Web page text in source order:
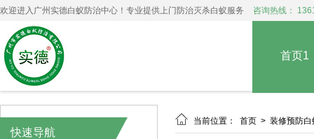
欢迎进入广州实德白蚁防治中心！专业提供上门防治灭杀白蚁服务 咨询热线：
首页1
快速导航
 当前位置： 首页 > 装修预防白